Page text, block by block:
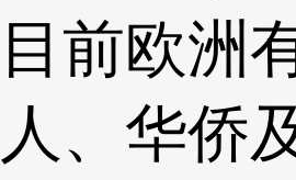
目前欧洲
人、华侨